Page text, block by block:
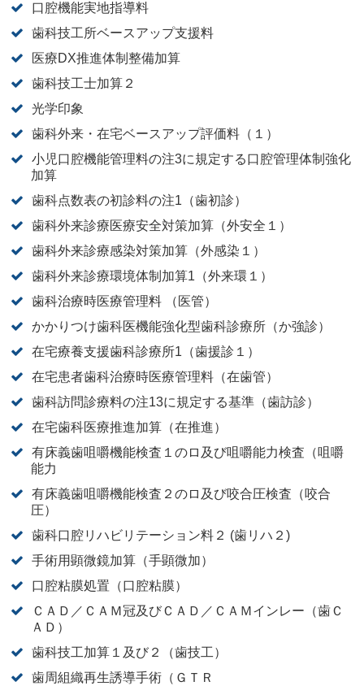
口腔機能実地指導料
歯科技工所ベースアップ支援料
医療DX推進体制整備加算
歯科技工士加算２
光学印象
歯科外来・在宅ベースアップ評価料（１）
小児口腔機能管理料の注3に規定する口腔管理体制強化
加算
歯科点数表の初診料の注1（歯初診）
歯科外来診療医療安全対策加算（外安全１）
歯科外来診療感染対策加算（外感染１）
歯科外来診療環境体制加算1（外来環１）
歯科治療時医療管理料 （医管）
かかりつけ歯科医機能強化型歯科診療所（か強診）
在宅療養支援歯科診療所1（歯援診１）
在宅患者歯科治療時医療管理料（在歯管）
歯科訪問診療料の注13に規定する基準（歯訪診）
在宅歯科医療推進加算（在推進）
有床義歯咀嚼機能検査１のロ及び咀嚼能力検査（咀嚼
能力
有床義歯咀嚼機能検査２のロ及び咬合圧検査（咬合
圧）
歯科口腔リハビリテーション料２ (歯リハ２)
手術用顕微鏡加算（手顕微加）
口腔粘膜処置（口腔粘膜）
ＣＡＤ／ＣＡＭ冠及びＣＡＤ／ＣＡＭインレー（歯Ｃ
ＡＤ）
歯科技工加算１及び２（歯技工）
歯周組織再生誘導手術（ＧＴＲ